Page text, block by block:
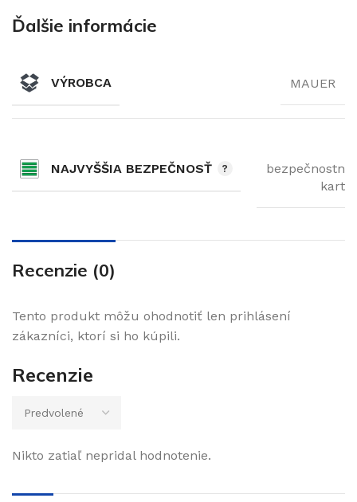
Ďalšie informácie
VÝROBCA MAUER
NAJVYŠŠIA BEZPEČNOSŤ
Recenzie (0)
Recenzie
Nikto zatiaľ nepridal hodnotenie.
Tento produkt môžu ohodnotiť len prihlásení
zákazníci, ktorí si ho kúpili.